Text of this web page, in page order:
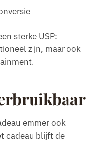
sterke USP:
zijn, maar ook
emmer ook
cadeau blijft de